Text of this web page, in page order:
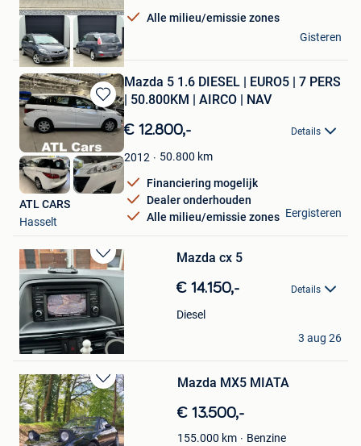
Alle milieu/emissie zones
RM AUTO
Haacht
Gisteren
Bewaren
in
Mijn
Favorieten
Mazda 5 1.6 DIESEL | EURO5 | 7 PERS
| 50.800KM | AIRCO | NAV
€ 12.800,- Details
2012 50.800 km
Financiering mogelijk
Dealer onderhouden
Alle milieu/emissie zones
ATL CARS
Hasselt
Eergisteren
Bewaren
in
Mijn
Favorieten
Mazda cx 5
€ 14.150,- Details
Diesel
Ysn
Hamme
3 aug 26
Bewaren
in
Mijn
Favorieten
Mazda MX5 MIATA
€ 13.500,-
155.000 km
Benzine